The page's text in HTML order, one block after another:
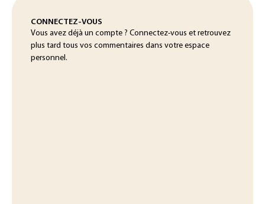
CONNECTEZ-VOUS
Vous avez déjà un compte ? Connectez-vous et retrouvez
plus tard tous vos commentaires dans votre espace
personnel.